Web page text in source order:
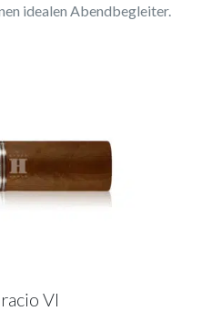
idealen Abendbegleiter.
VI